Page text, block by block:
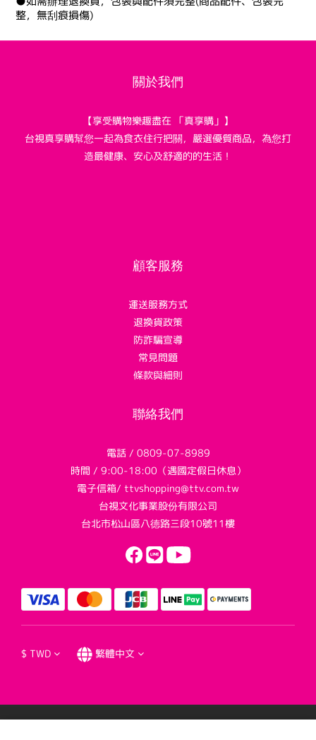
整，無刮痕損傷)
關於我們
【享受購物樂趣盡在 「真享購」】
台視真享購幫您一起為食衣住行把關，嚴選優質商品，為您打
造最健康、安心及舒適的的生活！
顧客服務
運送服務方式
退換貨政策
防詐騙宣導
常見問題
條款與細則
聯絡我們
電話 / 0809-07-8989
時間 / 9:00-18:00（遇國定假日休息）
電子信箱/ ttvshopping@ttv.com.tw
台視文化事業股份有限公司
台北市松山區八德路三段10號11樓
$ TWD 繁體中文